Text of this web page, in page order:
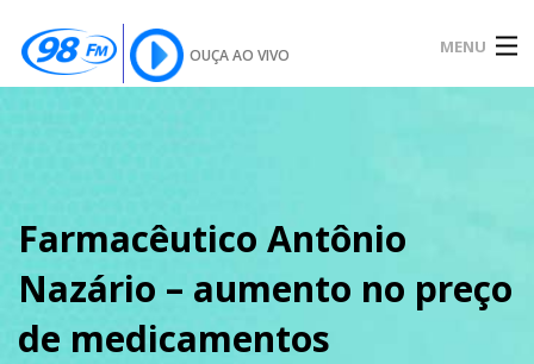
OUÇA AO VIVO MENU
SOBRE
Farmacêutico Antônio
Nazário – aumento no preço
de medicamentos